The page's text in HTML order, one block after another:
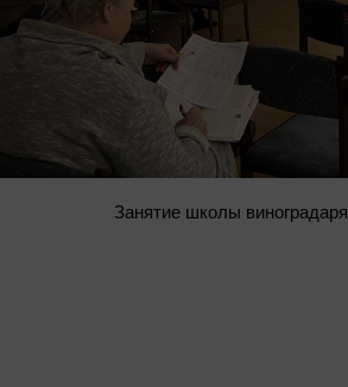
Занятие школы виноградаря